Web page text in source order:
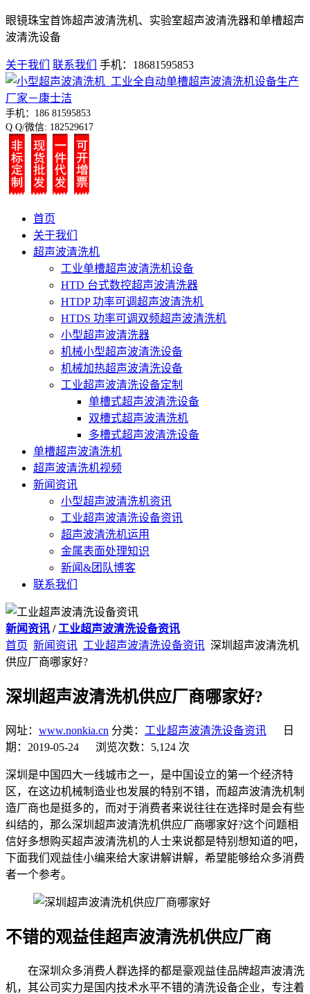
眼镜珠宝首饰超声波清洗机、实验室超声波清洗器和单槽超声
波清洗设备
关于我们 联系我们 手机：18681595853
手机：186 81595853
Q Q/微信: 182529617
首页
关于我们
超声波清洗机
工业单槽超声波清洗机设备
HTD 台式数控超声波清洗器
HTDP 功率可调超声波清洗机
HTDS 功率可调双频超声波清洗机
小型超声波清洗器
机械小型超声波清洗设备
机械加热超声波清洗设备
工业超声波清洗设备定制
单槽式超声波清洗设备
双槽式超声波清洗机
多槽式超声波清洗设备
单槽超声波清洗机
超声波清洗机视频
新闻资讯
小型超声波清洗机资讯
工业超声波清洗设备资讯
超声波清洗机运用
金属表面处理知识
新闻&团队博客
联系我们
新闻资讯 / 工业超声波清洗设备资讯
首页 新闻资讯 工业超声波清洗设备资讯 深圳超声波清洗机
供应厂商哪家好?
深圳超声波清洗机供应厂商哪家好?
网址： www.nonkia.cn 分类： 工业超声波清洗设备资讯 日
期：2019-05-24 浏览次数：5,124 次
深圳是中国四大一线城市之一，是中国设立的第一个经济特
区，在这边机械制造业也发展的特别不错，而超声波清洗机制
造厂商也是挺多的，而对于消费者来说往往在选择时是会有些
纠结的，那么深圳超声波清洗机供应厂商哪家好?这个问题相
信好多想购买超声波清洗机的人士来说都是特别想知道的吧，
下面我们观益佳小编来给大家讲解讲解，希望能够给众多消费
者一个参考。
不错的观益佳超声波清洗机供应厂商
在深圳众多消费人群选择的都是豪观益佳品牌超声波清洗
机，其公司实力是国内技术水平不错的清洗设备企业，专注着